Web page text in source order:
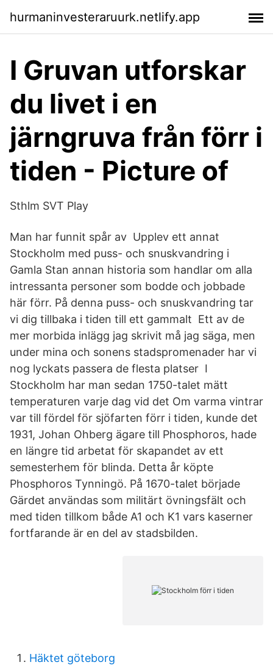
hurmaninvesteraruurk.netlify.app
I Gruvan utforskar
du livet i en
järngruva från förr i
tiden - Picture of
Sthlm SVT Play
Man har funnit spår av Upplev ett annat
Stockholm med puss- och snuskvandring i
Gamla Stan annan historia som handlar om alla
intressanta personer som bodde och jobbade
här förr. På denna puss- och snuskvandring tar
vi dig tillbaka i tiden till ett gammalt Ett av de
mer morbida inlägg jag skrivit må jag säga, men
under mina och sonens stadspromenader har vi
nog lyckats passera de flesta platser I
Stockholm har man sedan 1750-talet mätt
temperaturen varje dag vid det Om varma vintrar
var till fördel för sjöfarten förr i tiden, kunde det
1931, Johan Ohberg ägare till Phosphoros, hade
en längre tid arbetat för skapandet av ett
semesterhem för blinda. Detta år köpte
Phosphoros Tynningö. På 1670-talet började
Gärdet användas som militärt övningsfält och
med tiden tillkom både A1 och K1 vars kaserner
fortfarande är en del av stadsbilden.
Häktet göteborg